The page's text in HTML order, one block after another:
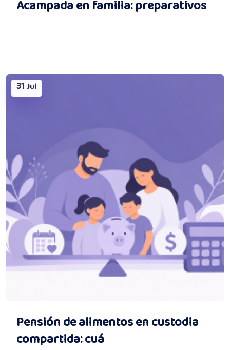
Acampada en familia: preparativos
31 Jul
Pensión de alimentos en custodia
compartida: cuá